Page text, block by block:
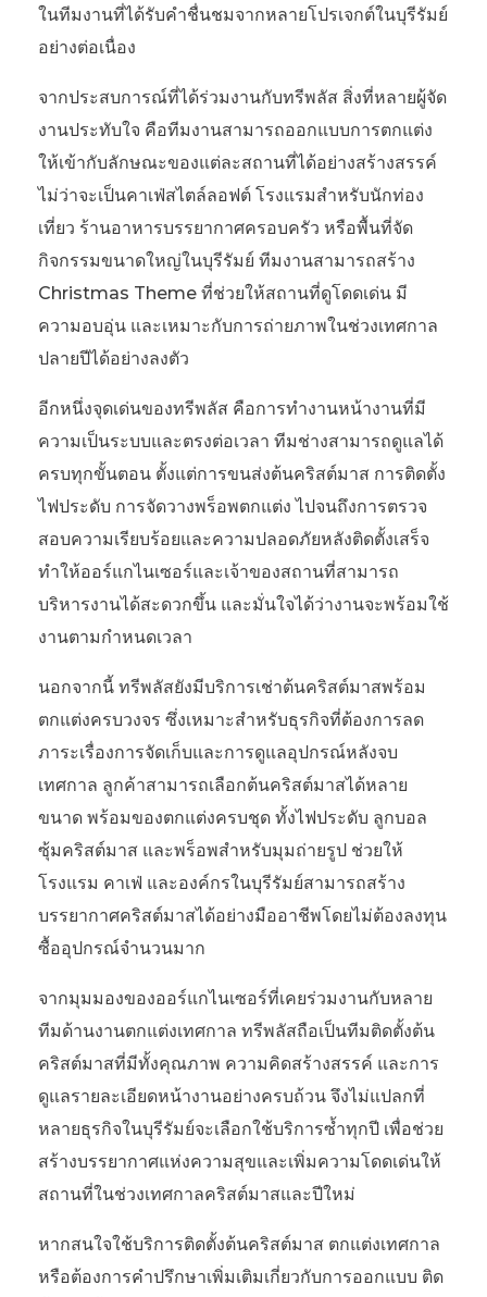
ในทีมงานที่ได้รับคำชื่นชมจากหลายโปรเจกต์ในบุรีรัมย์
อย่างต่อเนื่อง
จากประสบการณ์ที่ได้ร่วมงานกับทรีพลัส สิ่งที่หลายผู้จัด
งานประทับใจ คือทีมงานสามารถออกแบบการตกแต่ง
ให้เข้ากับลักษณะของแต่ละสถานที่ได้อย่างสร้างสรรค์
ไม่ว่าจะเป็นคาเฟ่สไตล์ลอฟต์ โรงแรมสำหรับนักท่อง
เที่ยว ร้านอาหารบรรยากาศครอบครัว หรือพื้นที่จัด
กิจกรรมขนาดใหญ่ในบุรีรัมย์ ทีมงานสามารถสร้าง
Christmas Theme ที่ช่วยให้สถานที่ดูโดดเด่น มี
ความอบอุ่น และเหมาะกับการถ่ายภาพในช่วงเทศกาล
ปลายปีได้อย่างลงตัว
อีกหนึ่งจุดเด่นของทรีพลัส คือการทำงานหน้างานที่มี
ความเป็นระบบและตรงต่อเวลา ทีมช่างสามารถดูแลได้
ครบทุกขั้นตอน ตั้งแต่การขนส่งต้นคริสต์มาส การติดตั้ง
ไฟประดับ การจัดวางพร็อพตกแต่ง ไปจนถึงการตรวจ
สอบความเรียบร้อยและความปลอดภัยหลังติดตั้งเสร็จ
ทำให้ออร์แกไนเซอร์และเจ้าของสถานที่สามารถ
บริหารงานได้สะดวกขึ้น และมั่นใจได้ว่างานจะพร้อมใช้
งานตามกำหนดเวลา
นอกจากนี้ ทรีพลัสยังมีบริการเช่าต้นคริสต์มาสพร้อม
ตกแต่งครบวงจร ซึ่งเหมาะสำหรับธุรกิจที่ต้องการลด
ภาระเรื่องการจัดเก็บและการดูแลอุปกรณ์หลังจบ
เทศกาล ลูกค้าสามารถเลือกต้นคริสต์มาสได้หลาย
ขนาด พร้อมของตกแต่งครบชุด ทั้งไฟประดับ ลูกบอล
ซุ้มคริสต์มาส และพร็อพสำหรับมุมถ่ายรูป ช่วยให้
โรงแรม คาเฟ่ และองค์กรในบุรีรัมย์สามารถสร้าง
บรรยากาศคริสต์มาสได้อย่างมืออาชีพโดยไม่ต้องลงทุน
ซื้ออุปกรณ์จำนวนมาก
จากมุมมองของออร์แกไนเซอร์ที่เคยร่วมงานกับหลาย
ทีมด้านงานตกแต่งเทศกาล ทรีพลัสถือเป็นทีมติดตั้งต้น
คริสต์มาสที่มีทั้งคุณภาพ ความคิดสร้างสรรค์ และการ
ดูแลรายละเอียดหน้างานอย่างครบถ้วน จึงไม่แปลกที่
หลายธุรกิจในบุรีรัมย์จะเลือกใช้บริการซ้ำทุกปี เพื่อช่วย
สร้างบรรยากาศแห่งความสุขและเพิ่มความโดดเด่นให้
สถานที่ในช่วงเทศกาลคริสต์มาสและปีใหม่
หากสนใจใช้บริการติดตั้งต้นคริสต์มาส ตกแต่งเทศกาล
หรือต้องการคำปรึกษาเพิ่มเติมเกี่ยวกับการออกแบบ ติด